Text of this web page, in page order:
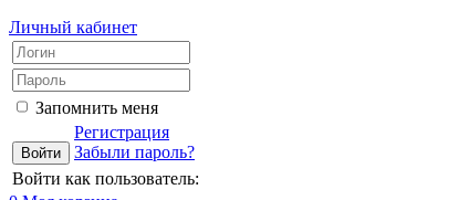
Личный кабинет
Запомнить меня
Регистрация
Забыли пароль?
Войти как пользователь: